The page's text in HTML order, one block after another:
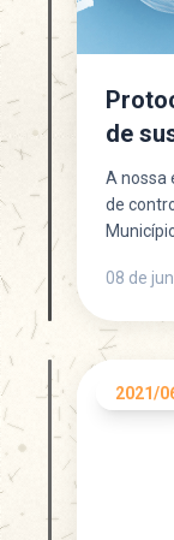
de
19
A nossa
de
08 de
2021/